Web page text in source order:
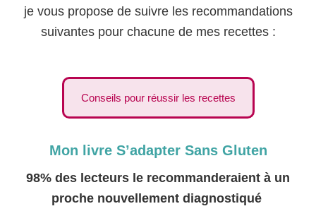
je vous propose de suivre les recommandations
suivantes pour chacune de mes recettes :
Conseils pour réussir les recettes
Mon livre S’adapter Sans Gluten
98% des lecteurs le recommanderaient à un
proche nouvellement diagnostiqué